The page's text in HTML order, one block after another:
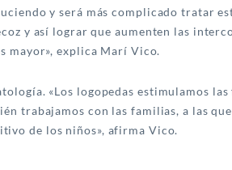
y será más complicado tratar
y así lograr que aumenten las
mayor», explica Marí Vico.
«Los logopedas estimulamos
trabajamos con las familias, a las que
de los niños», afirma Vico.